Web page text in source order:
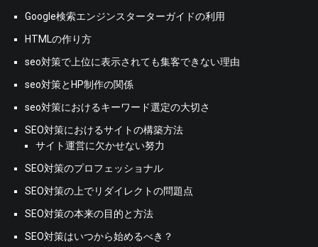
Google検索エンジンスターターガイドの利用
HTMLの作り方
seo対策で上位に表示されても集客できない理由
seo対策とHP制作の関係
seo対策におけるキーワード選定の大切さ
SEO対策におけるサイトの構築方法
サイト運営に欠かせない努力
SEO対策のプロフェッショナル
SEO対策の上でリダイレクトの問題点
SEO対策の本来の目的と方法
SEO対策はいつから始めるべき？